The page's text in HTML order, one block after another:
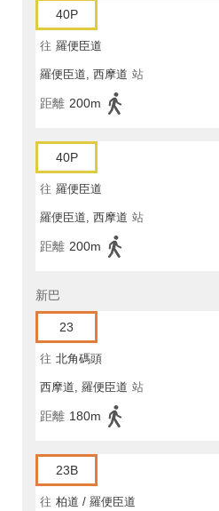
40P
往 羅便臣道
羅便臣道, 西摩道 站
距離 200m
40P
往 羅便臣道
羅便臣道, 西摩道 站
距離 200m
新巴
23
往 北角碼頭
西摩道, 羅便臣道 站
距離 180m
23B
往 柏道 / 羅便臣道